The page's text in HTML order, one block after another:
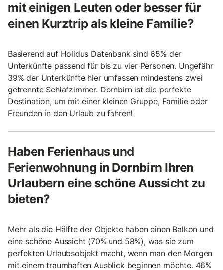
mit einigen Leuten oder besser für
einen Kurztrip als kleine Familie?
Basierend auf Holidus Datenbank sind 65% der
Unterkünfte passend für bis zu vier Personen. Ungefähr
39% der Unterkünfte hier umfassen mindestens zwei
getrennte Schlafzimmer. Dornbirn ist die perfekte
Destination, um mit einer kleinen Gruppe, Familie oder
Freunden in den Urlaub zu fahren!
Haben Ferienhaus und
Ferienwohnung in Dornbirn Ihren
Urlaubern eine schöne Aussicht zu
bieten?
Mehr als die Hälfte der Objekte haben einen Balkon und
eine schöne Aussicht (70% und 58%), was sie zum
perfekten Urlaubsobjekt macht, wenn man den Morgen
mit einem traumhaften Ausblick beginnen möchte. 46%